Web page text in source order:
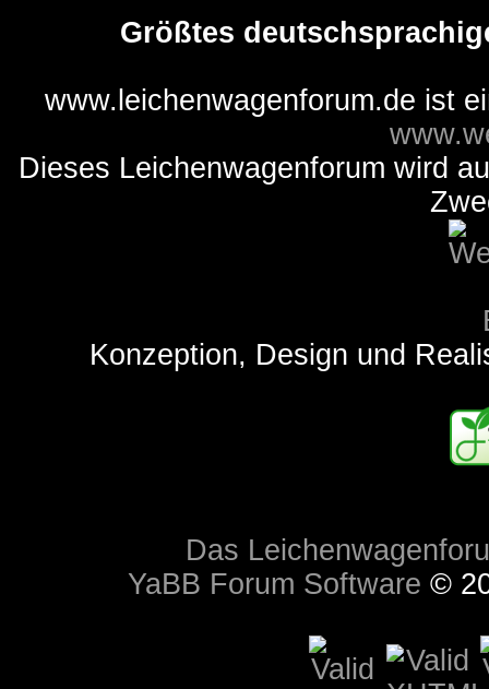
Größtes
www.leichenwagenforum.de ist
Dieses Leichenwagenforum wird
Konzeption, Design und
Das
YaBB Forum Software ©